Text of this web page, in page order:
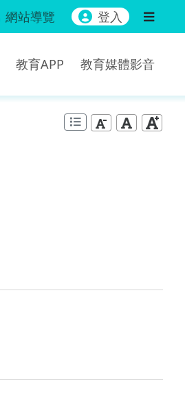
網站導覽 登入
教育APP 教育媒體影音